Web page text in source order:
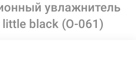
увлажнитель
little black (O-061)